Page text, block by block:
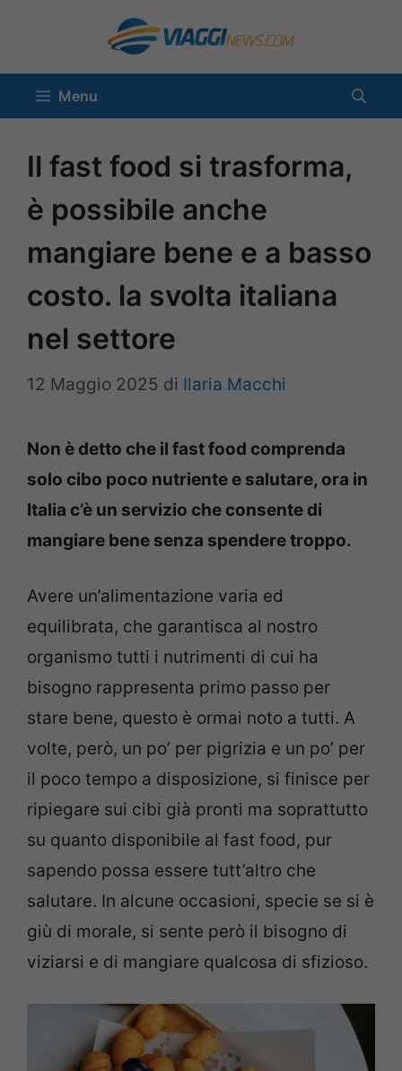
contenuto
Menu
Il fast food si trasforma,
è possibile anche
mangiare bene e a basso
costo. la svolta italiana
nel settore
12 Maggio 2025 di Ilaria Macchi
Non è detto che il fast food comprenda
solo cibo poco nutriente e salutare, ora in
Italia c’è un servizio che consente di
mangiare bene senza spendere troppo.
Avere un’alimentazione varia ed
equilibrata, che garantisca al nostro
organismo tutti i nutrimenti di cui ha
bisogno rappresenta primo passo per
stare bene, questo è ormai noto a tutti. A
volte, però, un po’ per pigrizia e un po’ per
il poco tempo a disposizione, si finisce per
ripiegare sui cibi già pronti ma soprattutto
su quanto disponibile al fast food, pur
sapendo possa essere tutt’altro che
salutare. In alcune occasioni, specie se si è
giù di morale, si sente però il bisogno di
viziarsi e di mangiare qualcosa di sfizioso.